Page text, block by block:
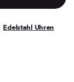
Edelstahl Uhren